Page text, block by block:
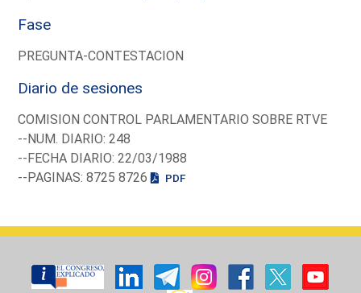
Fase
PREGUNTA-CONTESTACION
Diario de sesiones
COMISION CONTROL PARLAMENTARIO SOBRE RTVE
--NUM. DIARIO: 248
--FECHA DIARIO: 22/03/1988
--PAGINAS: 8725 8726
PDF